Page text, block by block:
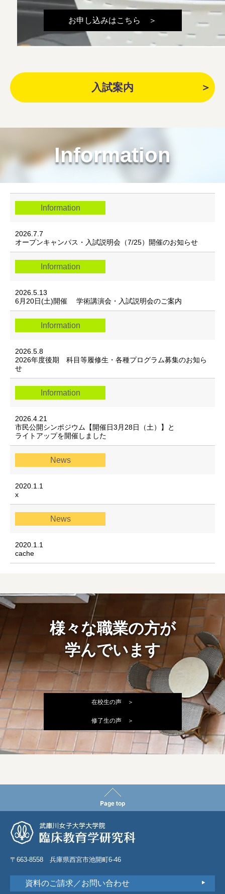
お申し込みはこちら ＞
入試案内
Information
Information
2026.7.7
オープンキャンパス・入試説明会（7/25）開催のお知らせ
Information
2026.5.13
6月20日(土)開催 学術講演会・入試説明会のご案内
Information
2026.5.8
2026年度後期 科目等履修生・各種プログラム募集のお知ら
せ
Information
2026.4.21
市民公開シンポジウム【開催日3月28日（土）】と
ライトアップを開催しました
News
2020.1.1
x
News
2020.1.1
cache
様々な職業の方が
学んでいます
在校生の声 ＞
修了生の声 ＞
〒663-8558 兵庫県西宮市池開町6-46
資料のご請求／お問い合わせ